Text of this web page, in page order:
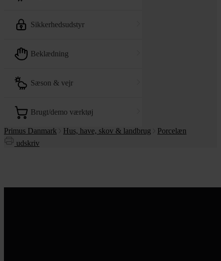
sikkerhedsudstyr
beklædning
sæson & vejr
brugt/demo værktøj
Primus Danmark Hus, have, skov & landbrug
Porcelæn
udskriv